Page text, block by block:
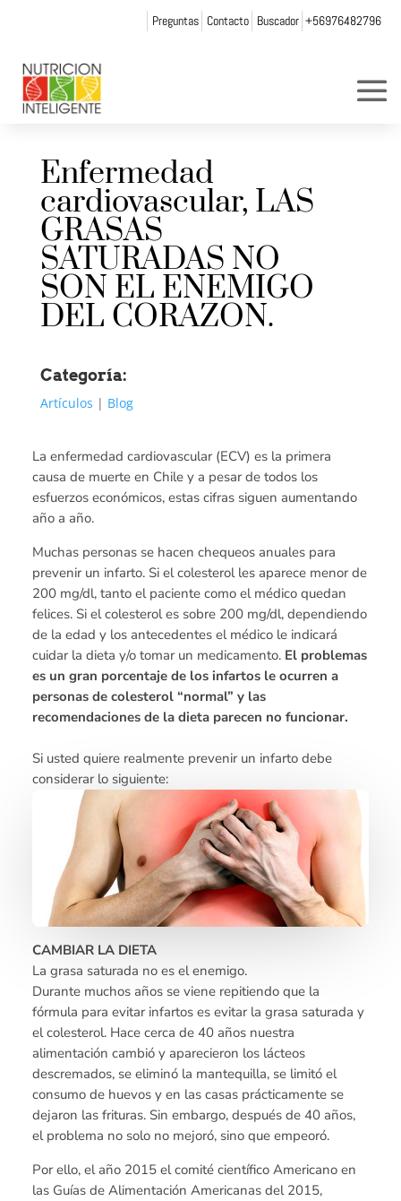
Preguntas Contacto Buscador +56976482796
Enfermedad
cardiovascular, LAS
GRASAS
SATURADAS NO
SON EL ENEMIGO
DEL CORAZON.
Categoría:
Artículos | Blog
La enfermedad cardiovascular (ECV) es la primera
causa de muerte en Chile y a pesar de todos los
esfuerzos económicos, estas cifras siguen aumentando
año a año.
Muchas personas se hacen chequeos anuales para
prevenir un infarto. Si el colesterol les aparece menor de
200 mg/dl, tanto el paciente como el médico quedan
felices. Si el colesterol es sobre 200 mg/dl, dependiendo
de la edad y los antecedentes el médico le indicará
cuidar la dieta y/o tomar un medicamento. El problemas
es un gran porcentaje de los infartos le ocurren a
personas de colesterol “normal” y las
recomendaciones de la dieta parecen no funcionar.
Si usted quiere realmente prevenir un infarto debe
considerar lo siguiente:
CAMBIAR LA DIETA
La grasa saturada no es el enemigo.
Durante muchos años se viene repitiendo que la
fórmula para evitar infartos es evitar la grasa saturada y
el colesterol. Hace cerca de 40 años nuestra
alimentación cambió y aparecieron los lácteos
descremados, se eliminó la mantequilla, se limitó el
consumo de huevos y en las casas prácticamente se
dejaron las frituras. Sin embargo, después de 40 años,
el problema no solo no mejoró, sino que empeoró.
Por ello, el año 2015 el comité científico Americano en
las Guías de Alimentación Americanas del 2015,